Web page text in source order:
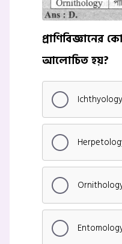
প্রাণিবিজ্ঞানের
আলোচিত হয়?
Ichthyology